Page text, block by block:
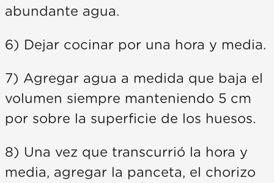
abundante agua.
6) Dejar cocinar por una hora y media.
7) Agregar agua a medida que baja el
volumen siempre manteniendo 5 cm
por sobre la superficie de los huesos.
8) Una vez que transcurrió la hora y
media, agregar la panceta, el chorizo